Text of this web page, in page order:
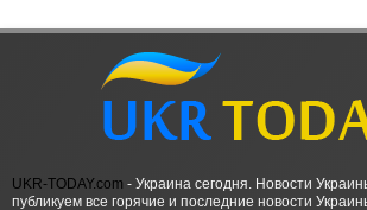
UKR-TODAY.com - Украина сегодня. Новости
публикуем все горячие и последние новости